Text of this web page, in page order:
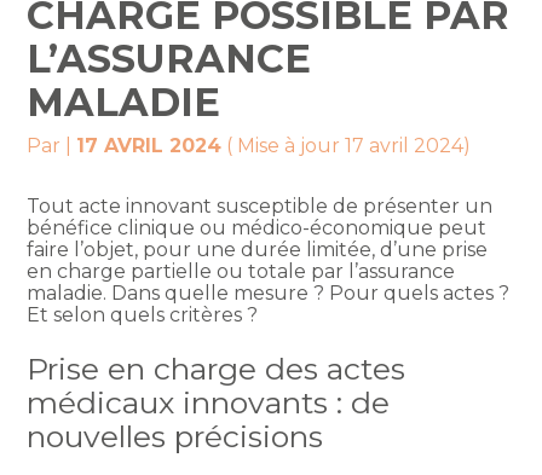
CHARGE POSSIBLE PAR
L’ASSURANCE
MALADIE
Par 17 AVRIL 2024 ( Mise à jour 17 avril 2024)
Tout acte innovant susceptible de présenter un
bénéfice clinique ou médico-économique peut
faire l’objet, pour une durée limitée, d’une prise
en charge partielle ou totale par l’assurance
maladie. Dans quelle mesure ? Pour quels actes ?
Et selon quels critères ?
Prise en charge des actes
médicaux innovants : de
nouvelles précisions